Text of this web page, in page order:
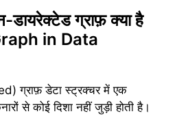
डायरेक्टेड ग्राफ़ क्या है
in Data
ग्राफ़ डेटा स्ट्रक्चर में एक
से कोई दिशा नहीं जुड़ी होती है।